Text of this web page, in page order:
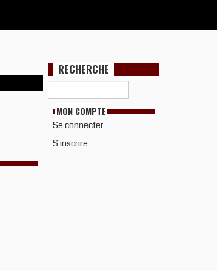
RECHERCHE
MON COMPTE
Se connecter
S'inscrire